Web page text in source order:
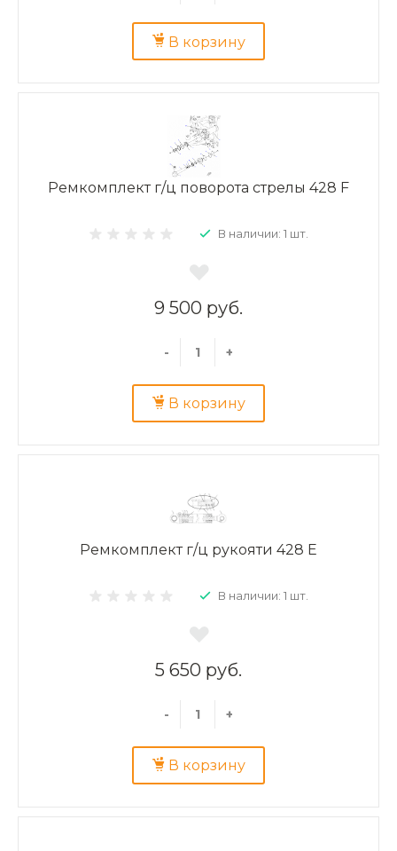
В корзину
Ремкомплект г/ц поворота стрелы 428 F
В наличии: 1 шт.
9 500 руб.
- +
В корзину
Ремкомплект г/ц рукояти 428 E
В наличии: 1 шт.
5 650 руб.
- +
В корзину